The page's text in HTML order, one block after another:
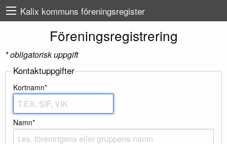
Kalix kommuns föreningsregister
Föreningsregistrering
* obligatorisk uppgift
Kontaktuppgifter
Kortnamn*
Namn*